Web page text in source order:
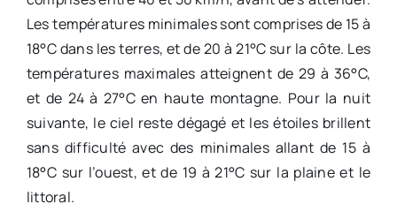
Les températures minimales sont comprises de 15 à
18°C dans les terres, et de 20 à 21°C sur la côte. Les
températures maximales atteignent de 29 à 36°C,
et de 24 à 27°C en haute montagne. Pour la nuit
suivante, le ciel reste dégagé et les étoiles brillent
sans difficulté avec des minimales allant de 15 à
18°C sur l’ouest, et de 19 à 21°C sur la plaine et le
littoral.